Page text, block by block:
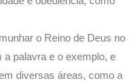
o Reino de Deus no
a palavra e o exemplo, e
diversas áreas, como a